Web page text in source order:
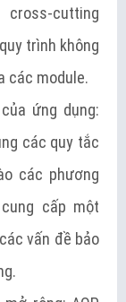
cutting
trình không
các module.
ứng dụng:
các quy tắc
các phương
cấp một
vấn đề bảo